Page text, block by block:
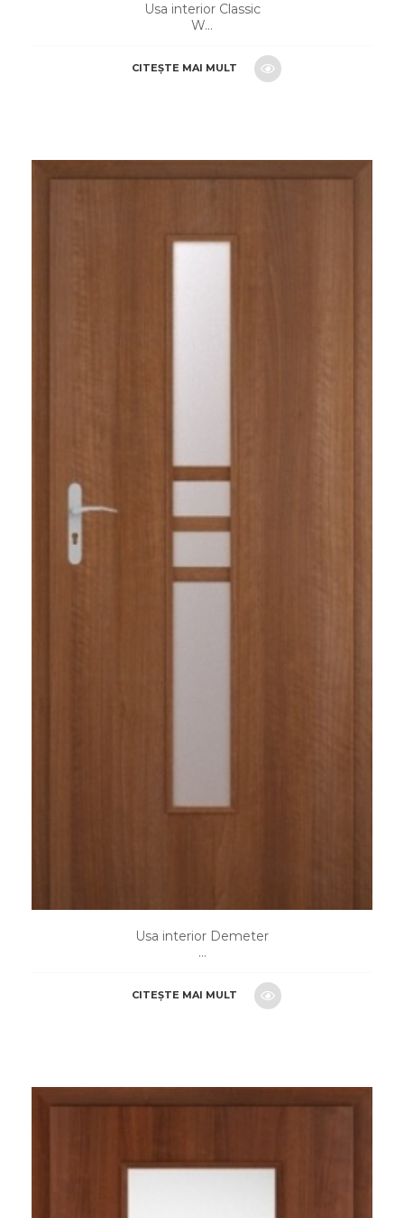
Usa interior Classic
W...
CITEȘTE MAI MULT
Usa interior Demeter
...
CITEȘTE MAI MULT